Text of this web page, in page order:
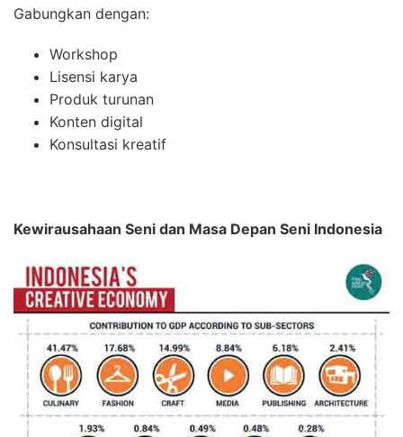
Gabungkan dengan:
Workshop
Lisensi karya
Produk turunan
Konten digital
Konsultasi kreatif
Kewirausahaan Seni dan Masa Depan Seni Indonesia